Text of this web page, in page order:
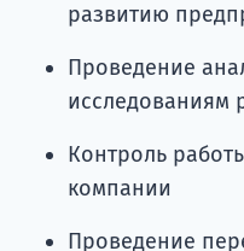
развитию
Проведение
исследованиям
Контроль
компании
Проведение